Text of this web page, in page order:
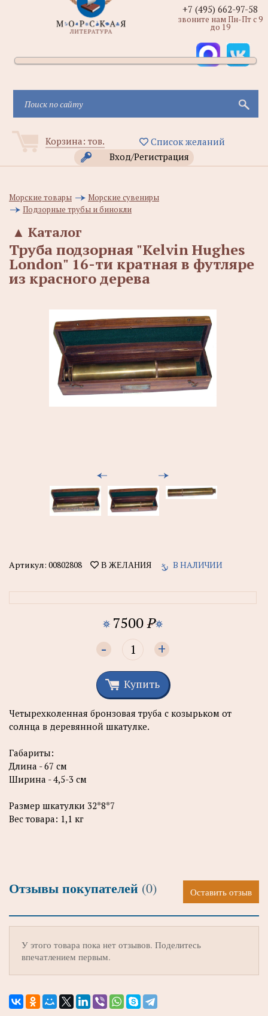
Корзина: тов.
Список желаний
Вход/Регистрация
+7 (495) 662-97-58
звоните нам Пн-Пт с 9
до 19
Морские товары
Морские сувениры
Подзорные трубы и бинокли
Каталог
▲
Труба подзорная "Kelvin Hughes
London" 16-ти кратная в футляре
из красного дерева
Артикул: 00802808 В ЖЕЛАНИЯ В НАЛИЧИИ
7500P
- +
Купить
Четырехколенная бронзовая труба с козырьком от
солнца в деревянной шкатулке.
Габариты:
Длина - 67 см
Ширина - 4,5-3 см
Размер шкатулки 32*8*7
Вес товара: 1,1 кг
Отзывы покупателей (0) Оставить отзыв
У этого товара пока нет отзывов. Поделитесь
впечатлением первым.